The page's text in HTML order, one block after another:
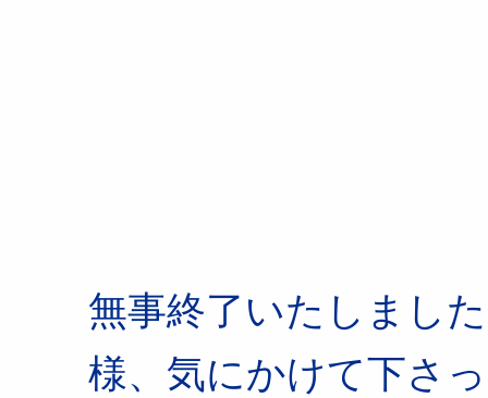
無事終了いたしまし
様、気にかけて下さ